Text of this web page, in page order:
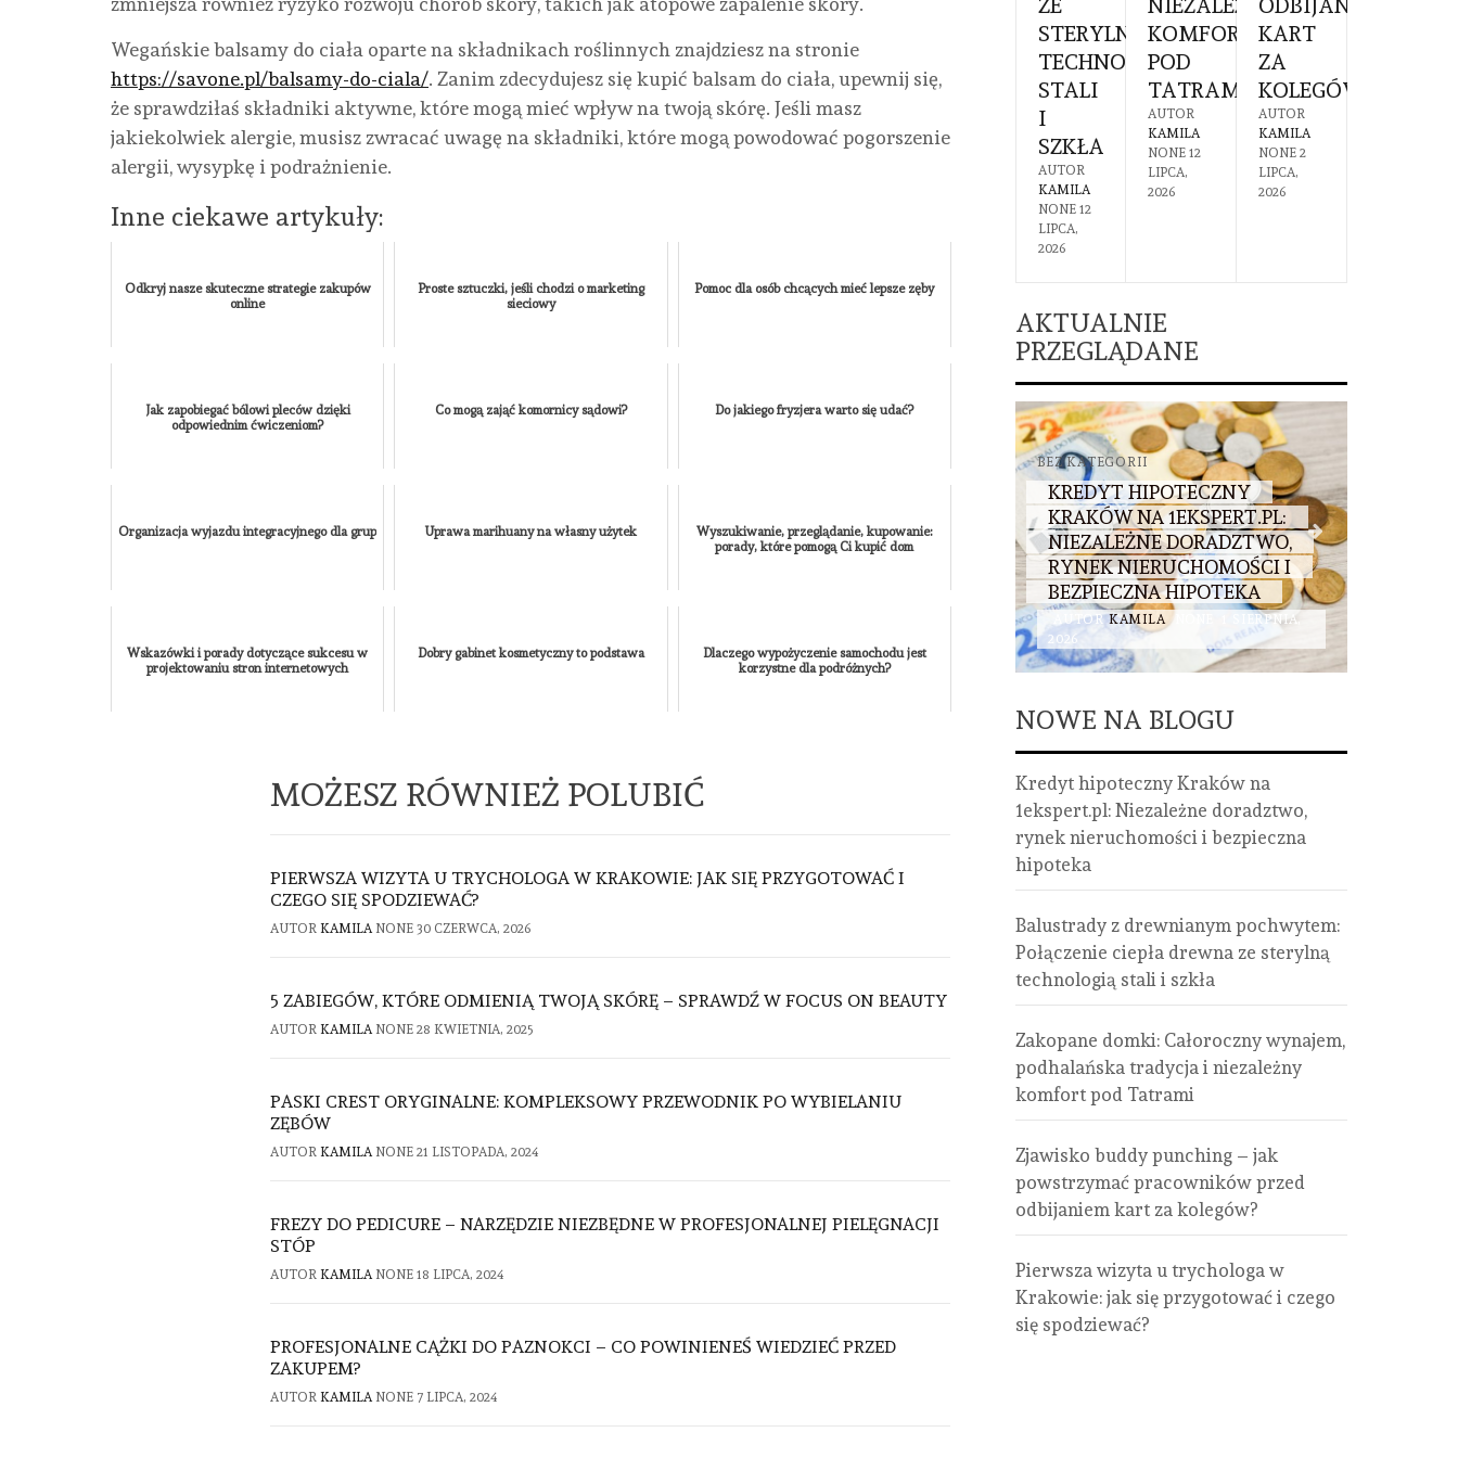
Wegańskie balsamy do ciała oparte na składnikach roślinnych znajdziesz na stronie
https://savone.pl/balsamy-do-ciala/. Zanim zdecydujesz się kupić balsam do ciała, upewnij się,
że sprawdziłaś składniki aktywne, które mogą mieć wpływ na twoją skórę. Jeśli masz
jakiekolwiek alergie, musisz zwracać uwagę na składniki, które mogą powodować pogorszenie
alergii, wysypkę i podrażnienie.
Inne ciekawe artykuły:
Odkryj nasze skuteczne strategie zakupów
online
Proste sztuczki, jeśli chodzi o marketing
sieciowy
Pomoc dla osób chcących mieć lepsze zęby
Jak zapobiegać bólowi pleców dzięki
odpowiednim ćwiczeniom?
Co mogą zająć komornicy sądowi? Do jakiego fryzjera warto się udać?
Organizacja wyjazdu integracyjnego dla grup Uprawa marihuany na własny użytek
Wyszukiwanie, przeglądanie, kupowanie:
porady, które pomogą Ci kupić dom
Wskazówki i porady dotyczące sukcesu w
projektowaniu stron internetowych
Dobry gabinet kosmetyczny to podstawa
Dlaczego wypożyczenie samochodu jest
korzystne dla podróżnych?
MOŻESZ RÓWNIEŻ POLUBIĆ
PIERWSZA WIZYTA U TRYCHOLOGA W KRAKOWIE: JAK SIĘ PRZYGOTOWAĆ I
CZEGO SIĘ SPODZIEWAĆ?
AUTOR KAMILA NONE 30 CZERWCA, 2026
5 ZABIEGÓW, KTÓRE ODMIENIĄ TWOJĄ SKÓRĘ – SPRAWDŹ W FOCUS ON BEAUTY
AUTOR KAMILA NONE 28 KWIETNIA, 2025
PASKI CREST ORYGINALNE: KOMPLEKSOWY PRZEWODNIK PO WYBIELANIU
ZĘBÓW
AUTOR KAMILA NONE 21 LISTOPADA, 2024
FREZY DO PEDICURE – NARZĘDZIE NIEZBĘDNE W PROFESJONALNEJ PIELĘGNACJI
STÓP
AUTOR KAMILA NONE 18 LIPCA, 2024
PROFESJONALNE CĄŻKI DO PAZNOKCI – CO POWINIENEŚ WIEDZIEĆ PRZED
ZAKUPEM?
AUTOR KAMILA NONE 7 LIPCA, 2024
NIEZALEŻNY
POD
TATRAMI
AUTOR
KAMILA
ODBIJANIEM
ZA
KOLEGÓW?
AUTOR
KAMILA
NONE
SIĘ
I
CZEGO
SIĘ
SPODZIEWAĆ?
NIERUCHOMOŚCI
BEZPIECZNA
AUTOR
ZE
STERYLNĄ
TECHNOLOGIĄ
STALI
I
SZKŁA
AUTOR
KAMILA
NONE 12
LIPCA,
2026
NIEZALEŻNY
KOMFORT
POD
TATRAMI
AUTOR
KAMILA
NONE 12
LIPCA,
2026
ODBIJANIEM
KART
ZA
KOLEGÓW?
AUTOR
KAMILA
NONE 2
LIPCA,
2026
AKTUALNIE
PRZEGLĄDANE
ZDROWIE
TRYCHOLOGA W KRAKOWIE:
BEZ KATEGORII
KREDYT HIPOTECZNY
KRAKÓW NA 1EKSPERT.PL:
NIEZALEŻNE DORADZTWO,
RYNEK NIERUCHOMOŚCI I
BEZPIECZNA HIPOTEKA
AUTOR KAMILA
1 SIERPNIA,
2026
NOWE NA BLOGU
Kredyt hipoteczny Kraków na
1ekspert.pl: Niezależne doradztwo,
rynek nieruchomości i bezpieczna
hipoteka
Balustrady z drewnianym pochwytem:
Połączenie ciepła drewna ze sterylną
technologią stali i szkła
Zakopane domki: Całoroczny wynajem,
podhalańska tradycja i niezależny
komfort pod Tatrami
Zjawisko buddy punching – jak
powstrzymać pracowników przed
odbijaniem kart za kolegów?
Pierwsza wizyta u trychologa w
Krakowie: jak się przygotować i czego
się spodziewać?